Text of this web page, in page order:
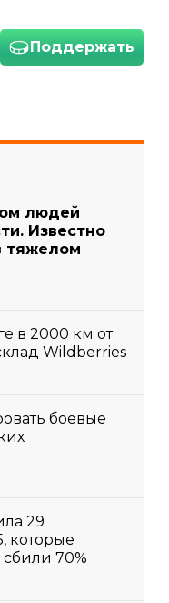
Поддержать
людей
Известно
тяжелом
в 2000 км от
Wildberries
боевые
29
которые
сбили 70%